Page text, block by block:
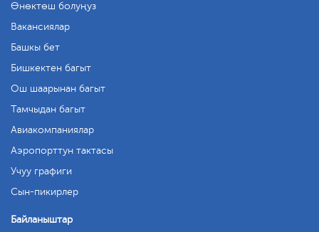
Өнөктөш болуңуз
Вакансиялар
Башкы бет
Бишкектен багыт
Ош шаарынан багыт
Тамчыдан багыт
Авиакомпаниялар
Аэропорттун тактасы
Учуу графиги
Сын-пикирлер
Байланыштар